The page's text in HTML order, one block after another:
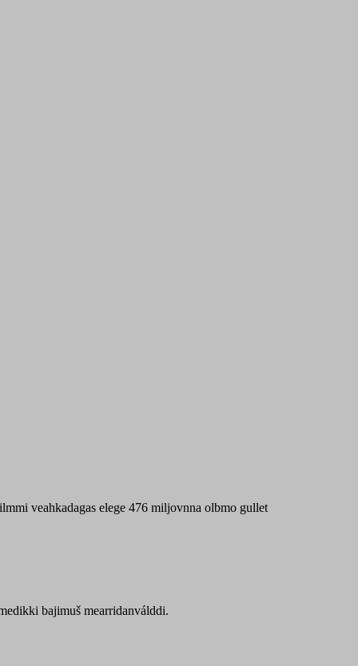
veahkadagas elege 476 miljovnna olbmo gullet
bajimuš mearridanválddi.